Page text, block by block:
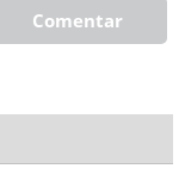
Comentar